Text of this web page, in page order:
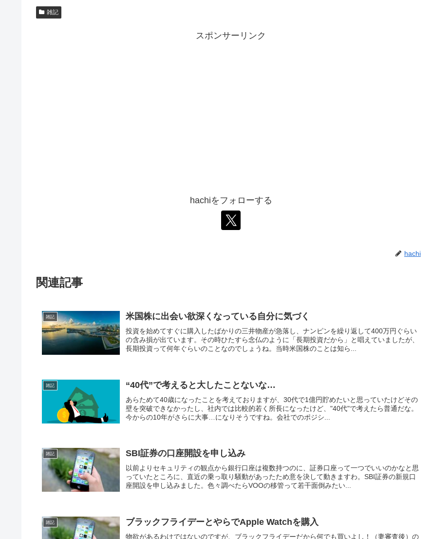
雑記
スポンサーリンク
hachiをフォローする
hachi
関連記事
雑記 米国株に出会い欲深くなっている自分に気づく
投資を始めてすぐに購入したばかりの三井物産が急落し、ナンピンを繰り返して400万円ぐらい
の含み損が出ています。その時ひたすら念仏のように「長期投資だから」と唱えていましたが、
長期投資って何年ぐらいのことなのでしょうね。当時米国株のことは知ら...
雑記 “40代”で考えると大したことないな…
あらためて40歳になったことを考えておりますが、30代で1億円貯めたいと思っていたけどその
壁を突破できなかったし、社内では比較的若く所長になったけど、"40代"で考えたら普通だな。
今からの10年がさらに大事…になりそうですね。会社でのポジシ...
雑記 SBI証券の口座開設を申し込み
以前よりセキュリティの観点から銀行口座は複数持つのに、証券口座って一つでいいのかなと思
っていたところに、直近の乗っ取り騒動があったため意を決して動きますわ。SBI証券の新規口
座開設を申し込みました。色々調べたらVOOの移管って若干面倒みたい...
雑記 ブラックフライデーとやらでApple Watchを購入
物欲があるわけではないのですが、ブラックフライデーだから何でも買いよし！（妻審査後）の